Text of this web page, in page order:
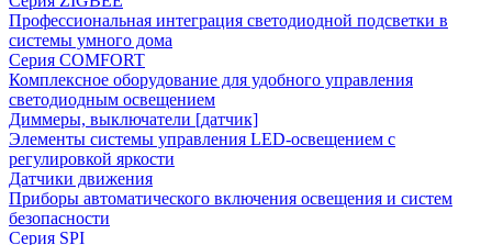
Профессиональная интеграция светодиодной подсветки в
системы умного дома
Серия COMFORT
Комплексное оборудование для удобного управления
светодиодным освещением
Диммеры, выключатели [датчик]
Элементы системы управления LED-освещением с
регулировкой яркости
Датчики движения
Приборы автоматического включения освещения и систем
безопасности
Серия SPI